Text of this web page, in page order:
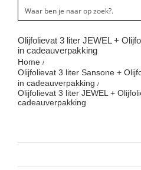
Aanbiedingen
Winkel Waddinxveen
Service
Olijfolievat 3 liter JEWEL +
in cadeauverpakking
Home
Olijfolievat 3 liter Sansone +
in cadeauverpakking
Olijfolievat 3 liter JEWEL +
cadeauverpakking